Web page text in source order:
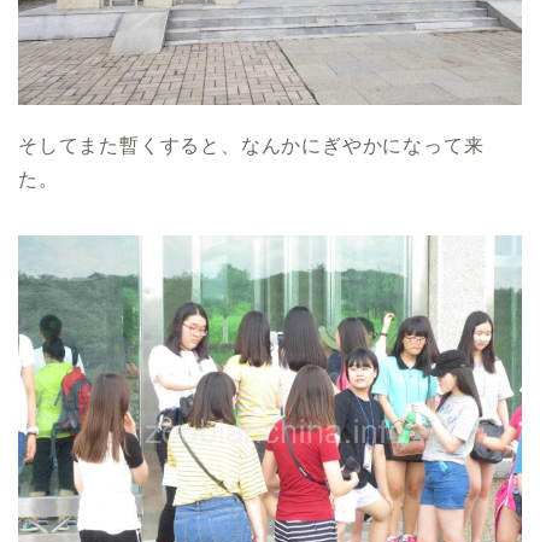
そしてまた暫くすると、なんかにぎやかになって来
た。